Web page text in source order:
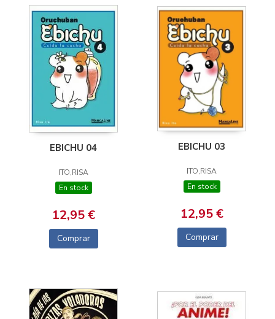
EBICHU 04
ITO,RISA
En stock
12,95 €
Comprar
EBICHU 03
ITO,RISA
En stock
12,95 €
Comprar